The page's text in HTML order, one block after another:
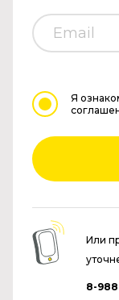
Я
Или
8-